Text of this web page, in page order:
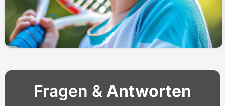
Fragen & Antworten